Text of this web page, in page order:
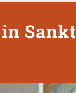
Sankt